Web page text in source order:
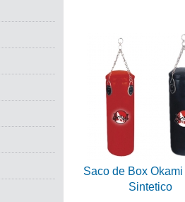
Saco de Box
Sintetico